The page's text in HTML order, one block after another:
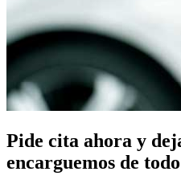
Pide cita ahora y
encarguemos de